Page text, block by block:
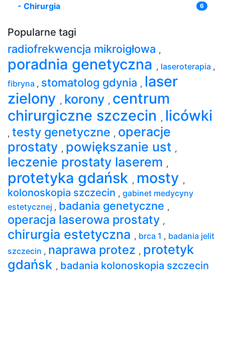
- Chirurgia 6
Popularne tagi
radiofrekwencja mikroigłowa ,
poradnia genetyczna , laseroterapia ,
fibryna , stomatolog gdynia , laser
zielony , korony , centrum
chirurgiczne szczecin , licówki
, testy genetyczne , operacje
prostaty , powiększanie ust ,
leczenie prostaty laserem ,
protetyka gdańsk , mosty ,
kolonoskopia szczecin , gabinet medycyny
estetycznej , badania genetyczne ,
operacja laserowa prostaty ,
chirurgia estetyczna , brca 1 , badania jelit
szczecin , naprawa protez , protetyk
gdańsk , badania kolonoskopia szczecin